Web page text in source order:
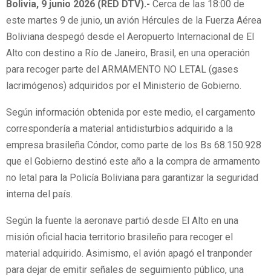
Bolivia, 9 junio 2026 (RED DTV).- Cerca de las 18:00 de
este martes 9 de junio, un avión Hércules de la Fuerza Aérea
Boliviana despegó desde el Aeropuerto Internacional de El
Alto con destino a Río de Janeiro, Brasil, en una operación
para recoger parte del ARMAMENTO NO LETAL (gases
lacrimógenos) adquiridos por el Ministerio de Gobierno.
Según información obtenida por este medio, el cargamento
correspondería a material antidisturbios adquirido a la
empresa brasileña Cóndor, como parte de los Bs 68.150.928
que el Gobierno destinó este año a la compra de armamento
no letal para la Policía Boliviana para garantizar la seguridad
interna del país.
Según la fuente la aeronave partió desde El Alto en una
misión oficial hacia territorio brasileño para recoger el
material adquirido. Asimismo, el avión apagó el tranponder
para dejar de emitir señales de seguimiento público, una